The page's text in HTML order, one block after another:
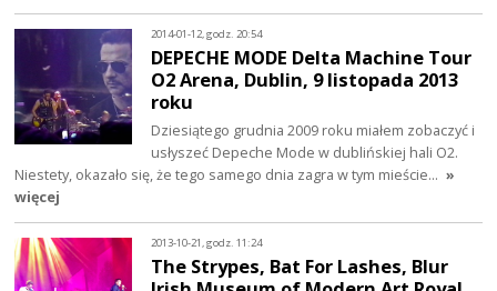
2014-01-12, godz. 20:54
DEPECHE MODE Delta Machine Tour
O2 Arena, Dublin, 9 listopada 2013
roku
Dziesiątego grudnia 2009 roku miałem zobaczyć i
usłyszeć Depeche Mode w dublińskiej hali O2.
Niestety, okazało się, że tego samego dnia zagra w tym mieście… »
więcej
2013-10-21, godz. 11:24
The Strypes, Bat For Lashes, Blur